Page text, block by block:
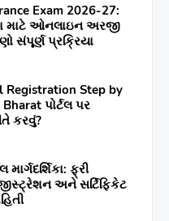
Exam 2026-27:
માટે ઓનલાઇન અરજી
સંપૂર્ણ પ્રક્રિયા
Registration Step by
પોર્ટલ પર
કરવું?
ફ્રી
અને સર્ટિફિકેટ